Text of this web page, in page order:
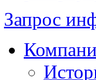
Запрос